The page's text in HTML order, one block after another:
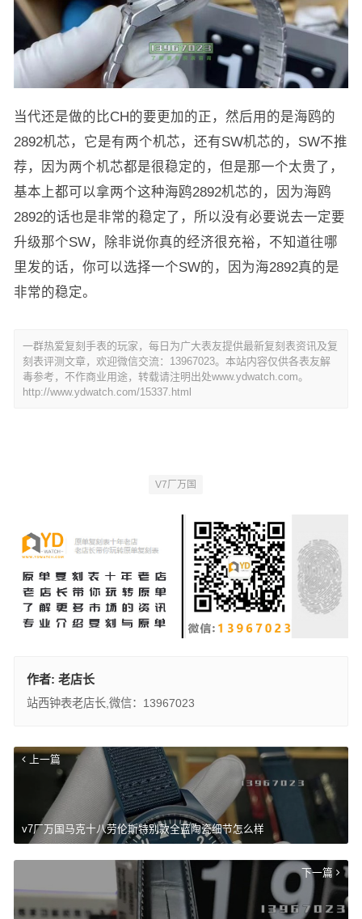
当代还是做的比CH的要更加的正，然后用的是海鸥的
2892机芯，它是有两个机芯，还有SW机芯的，SW不推
荐，因为两个机芯都是很稳定的，但是那一个太贵了，
基本上都可以拿两个这种海鸥2892机芯的，因为海鸥
2892的话也是非常的稳定了，所以没有必要说去一定要
升级那个SW，除非说你真的经济很充裕，不知道往哪
里发的话，你可以选择一个SW的，因为海2892真的是
非常的稳定。
一群热爱复刻手表的玩家，每日为广大表友提供最新复刻表资讯及复
刻表评测文章，欢迎微信交流：13967023。本站内容仅供各表友解
毒参考，不作商业用途，转载请注明出处www.ydwatch.com。
http://www.ydwatch.com/15337.html
V7厂万国
作者: 老店长
站西钟表老店长,微信：13967023
上一篇
v7厂万国马克十八劳伦斯特别款全蓝陶瓷细节怎么样
下一篇